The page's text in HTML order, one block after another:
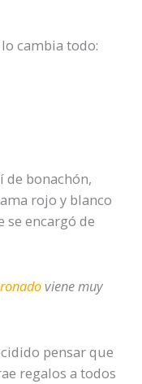
cambia todo:
de bonachón,
rojo y blanco
se encargó de
viene muy
pensar que
regalos a todos